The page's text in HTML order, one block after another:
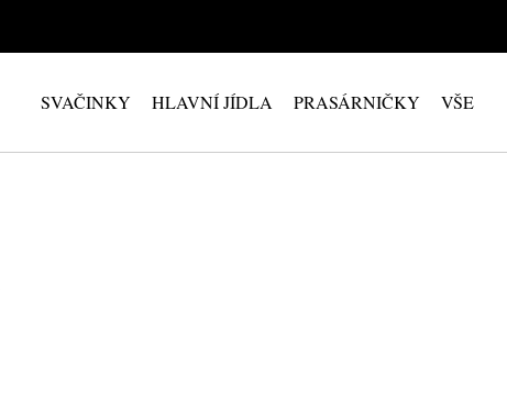
SVAČINKY HLAVNÍ JÍDLA PRASÁRNIČKY VŠE